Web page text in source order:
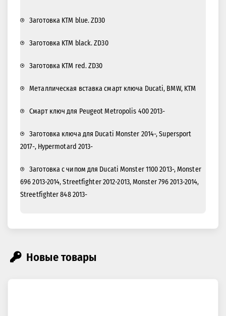
Заготовка KTM blue. ZD30
Заготовка KTM black. ZD30
Заготовка KTM red. ZD30
Металлическая вставка смарт ключа Ducati, BMW, KTM
Смарт ключ для Peugeot Metropolis 400 2013-
Заготовка ключа для Ducati Monster 2014-, Supersport
2017-, Hypermotard 2013-
Заготовка с чипом для Ducati Monster 1100 2013-, Monster
696 2013-2014, Streetfighter 2012-2013, Monster 796 2013-2014,
Streetfighter 848 2013-
Новые товары